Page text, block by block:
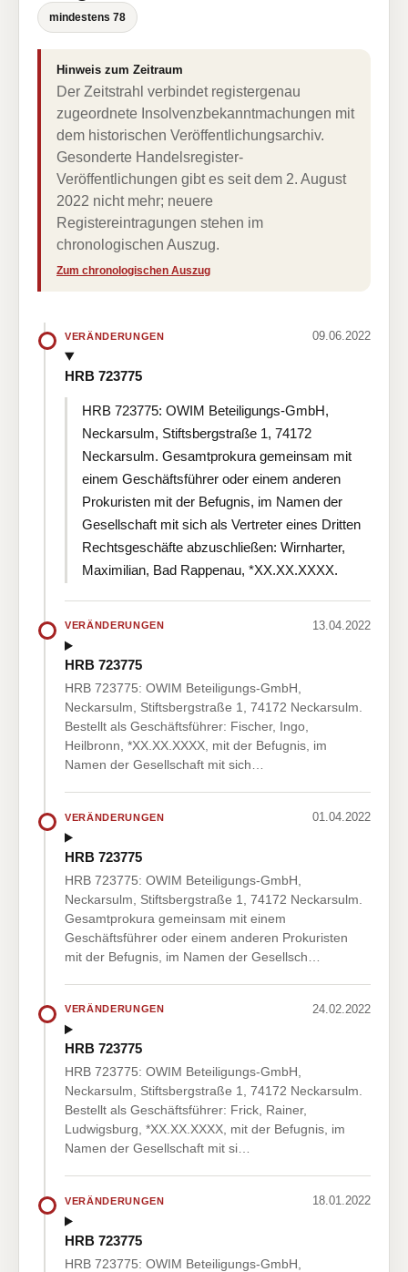
mindestens 78
Hinweis zum Zeitraum
Der Zeitstrahl verbindet registergenau
zugeordnete Insolvenzbekanntmachungen mit
dem historischen Veröffentlichungsarchiv.
Gesonderte Handelsregister-
Veröffentlichungen gibt es seit dem 2. August
2022 nicht mehr; neuere
Registereintragungen stehen im
chronologischen Auszug.
Zum chronologischen Auszug
VERÄNDERUNGEN 09.06.2022
HRB 723775
HRB 723775: OWIM Beteiligungs-GmbH,
Neckarsulm, Stiftsbergstraße 1, 74172
Neckarsulm. Gesamtprokura gemeinsam mit
einem Geschäftsführer oder einem anderen
Prokuristen mit der Befugnis, im Namen der
Gesellschaft mit sich als Vertreter eines Dritten
Rechtsgeschäfte abzuschließen: Wirnharter,
Maximilian, Bad Rappenau, *XX.XX.XXXX.
VERÄNDERUNGEN 13.04.2022
HRB 723775
HRB 723775: OWIM Beteiligungs-GmbH,
Neckarsulm, Stiftsbergstraße 1, 74172 Neckarsulm.
Bestellt als Geschäftsführer: Fischer, Ingo,
Heilbronn, *XX.XX.XXXX, mit der Befugnis, im
Namen der Gesellschaft mit sich…
VERÄNDERUNGEN 01.04.2022
HRB 723775
HRB 723775: OWIM Beteiligungs-GmbH,
Neckarsulm, Stiftsbergstraße 1, 74172 Neckarsulm.
Gesamtprokura gemeinsam mit einem
Geschäftsführer oder einem anderen Prokuristen
mit der Befugnis, im Namen der Gesellsch…
VERÄNDERUNGEN 24.02.2022
HRB 723775
HRB 723775: OWIM Beteiligungs-GmbH,
Neckarsulm, Stiftsbergstraße 1, 74172 Neckarsulm.
Bestellt als Geschäftsführer: Frick, Rainer,
Ludwigsburg, *XX.XX.XXXX, mit der Befugnis, im
Namen der Gesellschaft mit si…
VERÄNDERUNGEN 18.01.2022
HRB 723775
HRB 723775: OWIM Beteiligungs-GmbH,